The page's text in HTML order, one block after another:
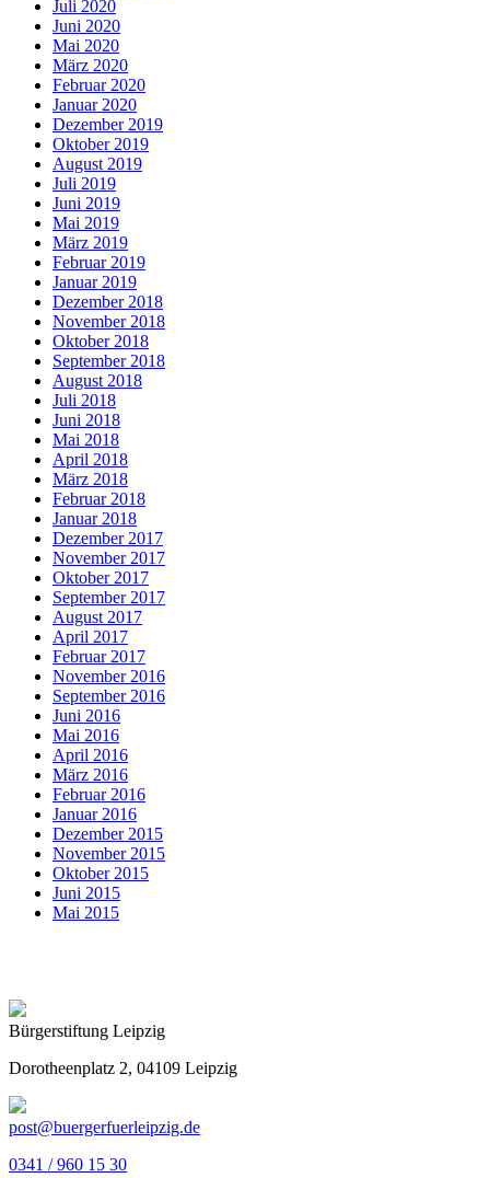
Juli 2020
Juni 2020
Mai 2020
März 2020
Februar 2020
Januar 2020
Dezember 2019
Oktober 2019
August 2019
Juli 2019
Juni 2019
Mai 2019
März 2019
Februar 2019
Januar 2019
Dezember 2018
November 2018
Oktober 2018
September 2018
August 2018
Juli 2018
Juni 2018
Mai 2018
April 2018
März 2018
Februar 2018
Januar 2018
Dezember 2017
November 2017
Oktober 2017
September 2017
August 2017
April 2017
Februar 2017
November 2016
September 2016
Juni 2016
Mai 2016
April 2016
März 2016
Februar 2016
Januar 2016
Dezember 2015
November 2015
Oktober 2015
Juni 2015
Mai 2015
Bürgerstiftung Leipzig
Dorotheenplatz 2, 04109 Leipzig
post@buergerfuerleipzig.de
0341 / 960 15 30